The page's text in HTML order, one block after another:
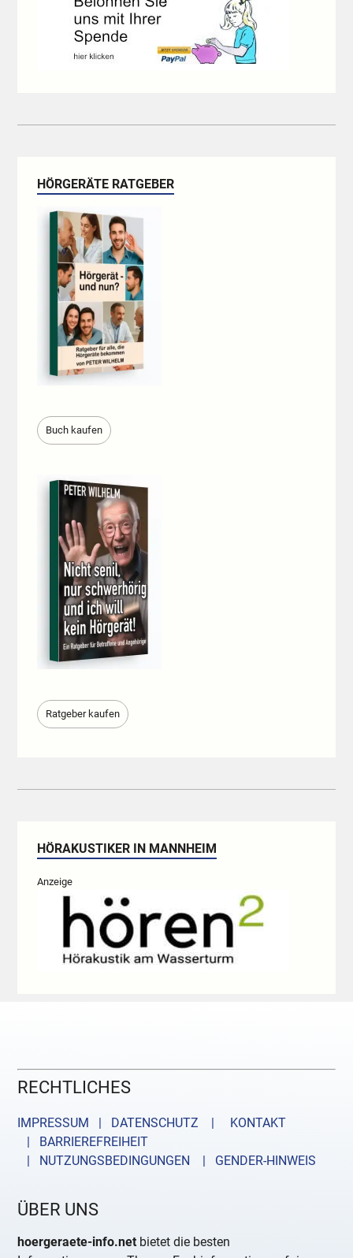
HÖRGERÄTE RATGEBER
Buch kaufen
Ratgeber kaufen
HÖRAKUSTIKER IN MANNHEIM
Anzeige
RECHTLICHES
IMPRESSUM | DATENSCHUTZ |
KONTAKT
| BARRIEREFREIHEIT
| NUTZUNGSBEDINGUNGEN
| GENDER-HINWEIS
ÜBER UNS
hoergeraete-info.net bietet die besten